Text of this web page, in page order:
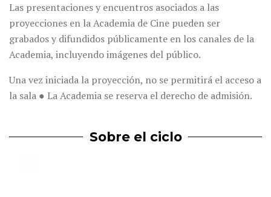
Las presentaciones y encuentros asociados a las
proyecciones en la Academia de Cine pueden ser
grabados y difundidos públicamente en los canales de la
Academia, incluyendo imágenes del público.
Una vez iniciada la proyección, no se permitirá el acceso a
la sala ● La Academia se reserva el derecho de admisión.
Sobre el ciclo